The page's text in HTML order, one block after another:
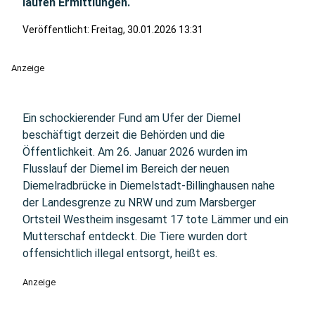
Veröffentlicht: Freitag, 30.01.2026 13:31
Anzeige
Ein schockierender Fund am Ufer der Diemel
beschäftigt derzeit die Behörden und die
Öffentlichkeit. Am 26. Januar 2026 wurden im
Flusslauf der Diemel im Bereich der neuen
Diemelradbrücke in Diemelstadt-Billinghausen nahe
der Landesgrenze zu NRW und zum Marsberger
Ortsteil Westheim insgesamt 17 tote Lämmer und ein
Mutterschaf entdeckt. Die Tiere wurden dort
offensichtlich illegal entsorgt, heißt es.
Anzeige